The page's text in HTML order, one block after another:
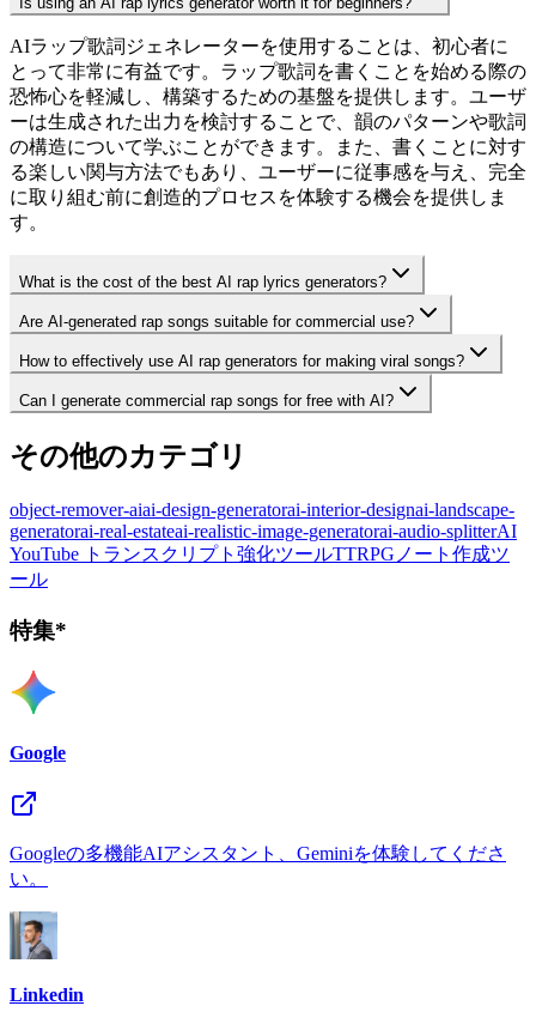
AIラップ歌詞ジェネレーターを使用することは、初心者に
とって非常に有益です。ラップ歌詞を書くことを始める際の
恐怖心を軽減し、構築するための基盤を提供します。ユーザ
ーは生成された出力を検討することで、韻のパターンや歌詞
の構造について学ぶことができます。また、書くことに対す
る楽しい関与方法でもあり、ユーザーに従事感を与え、完全
に取り組む前に創造的プロセスを体験する機会を提供しま
す。
What is the cost of the best AI rap lyrics generators?
Are AI-generated rap songs suitable for commercial use?
How to effectively use AI rap generators for making viral songs?
Can I generate commercial rap songs for free with AI?
その他のカテゴリ
object-remover-aiai-design-generatorai-interior-designai-landscape-
generatorai-real-estateai-realistic-image-generatorai-audio-splitterAI
YouTube トランスクリプト強化ツールTTRPGノート作成ツ
ール
特集*
Google
Googleの多機能AIアシスタント、Geminiを体験してくださ
い。
Linkedin